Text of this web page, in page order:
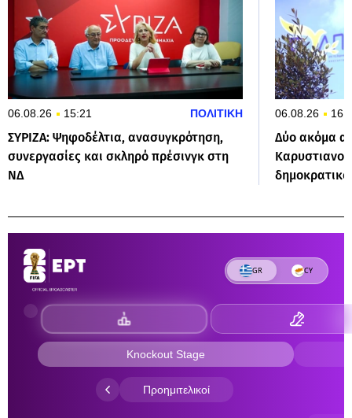
06.08.26 15:21 ΠΟΛΙΤΙΚΗ
ΣΥΡΙΖΑ: Ψηφοδέλτια, ανασυγκρότηση,
συνεργασίες και σκληρό πρέσινγκ στη
ΝΔ
06.08.26
Δύο ακόμα